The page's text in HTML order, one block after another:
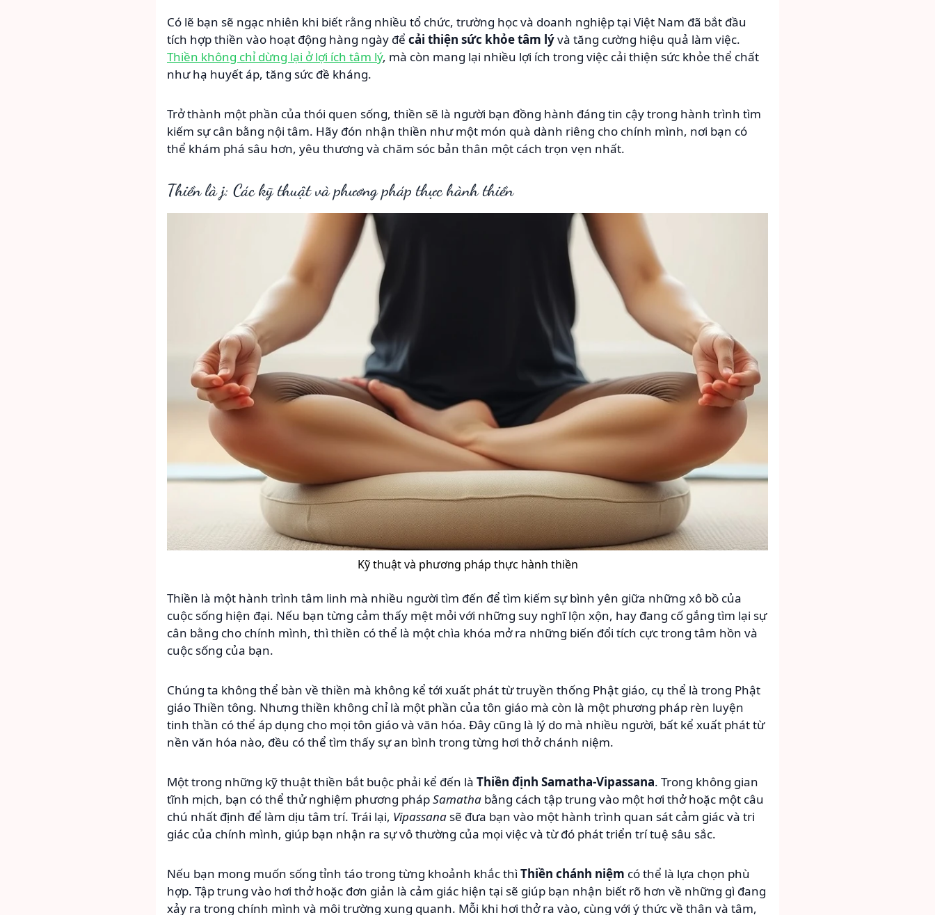
Có lẽ bạn sẽ ngạc nhiên khi biết rằng nhiều tổ chức, trường học và doanh nghiệp tại Việt Nam đã bắt đầu
tích hợp thiền vào hoạt động hàng ngày để cải thiện sức khỏe tâm lývà tăng cường hiệu quả làm việc.
Thiền không chỉ dừng lại ở lợi ích tâm lý, mà còn mang lại nhiều lợi ích trong việc cải thiện sức khỏe thể chất
như hạ huyết áp, tăng sức đề kháng.
Trở thành một phần của thói quen sống, thiền sẽ là người bạn đồng hành đáng tin cậy trong hành trình tìm
kiếm sự cân bằng nội tâm. Hãy đón nhận thiền như một món quà dành riêng cho chính mình, nơi bạn có
thể khám phá sâu hơn, yêu thương và chăm sóc bản thân một cách trọn vẹn nhất.
Thiền là j: Các kỹ thuật và phương pháp thực hành thiền
Kỹ thuật và phương pháp thực hành thiền
Thiền là một hành trình tâm linh mà nhiều người tìm đến để tìm kiếm sự bình yên giữa những xô bồ của
cuộc sống hiện đại. Nếu bạn từng cảm thấy mệt mỏi với những suy nghĩ lộn xộn, hay đang cố gắng tìm lại sự
cân bằng cho chính mình, thì thiền có thể là một chìa khóa mở ra những biến đổi tích cực trong tâm hồn và
cuộc sống của bạn.
Chúng ta không thể bàn về thiền mà không kể tới xuất phát từ truyền thống Phật giáo, cụ thể là trong Phật
giáo Thiền tông. Nhưng thiền không chỉ là một phần của tôn giáo mà còn là một phương pháp rèn luyện
tinh thần có thể áp dụng cho mọi tôn giáo và văn hóa. Đây cũng là lý do mà nhiều người, bất kể xuất phát từ
nền văn hóa nào, đều có thể tìm thấy sự an bình trong từng hơi thở chánh niệm.
Một trong những kỹ thuật thiền bắt buộc phải kể đến là Thiền định Samatha-Vipassana. Trong không gian
tĩnh mịch, bạn có thể thử nghiệm phương phápSamatha bằng cách tập trung vào một hơi thở hoặc một câu
chú nhất định để làm dịu tâm trí. Trái lại, Vipassana sẽ đưa bạn vào một hành trình quan sát cảm giác và tri
giác của chính mình, giúp bạn nhận ra sự vô thường của mọi việc và từ đó phát triển trí tuệ sâu sắc.
Nếu bạn mong muốn sống tỉnh táo trong từng khoảnh khắc thìThiền chánh niệm có thể là lựa chọn phù
hợp. Tập trung vào hơi thở hoặc đơn giản là cảm giác hiện tại sẽ giúp bạn nhận biết rõ hơn về những gì đang
xảy ra trong chính mình và môi trường xung quanh. Mỗi khi hơi thở ra vào, cùng với ý thức về thân và tâm,